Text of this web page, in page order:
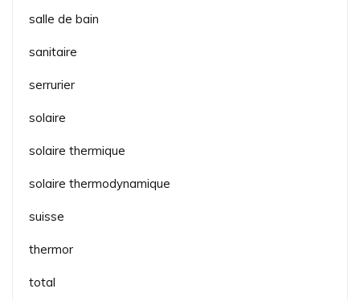
salle de bain
sanitaire
serrurier
solaire
solaire thermique
solaire thermodynamique
suisse
thermor
total